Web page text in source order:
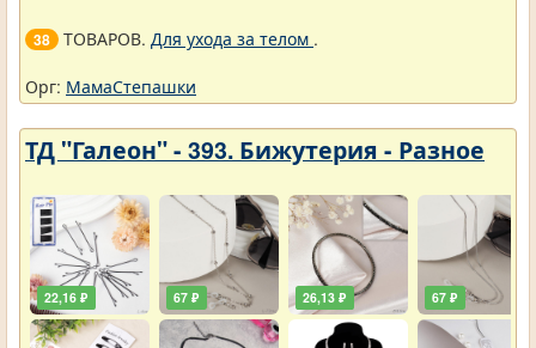
38 ТОВАРОВ. Для ухода за телом .
Орг: МамаСтепашки
ТД "Галеон" - 393. Бижутерия - Разное
22,16 ₽ 67 ₽ 26,13 ₽ 67 ₽